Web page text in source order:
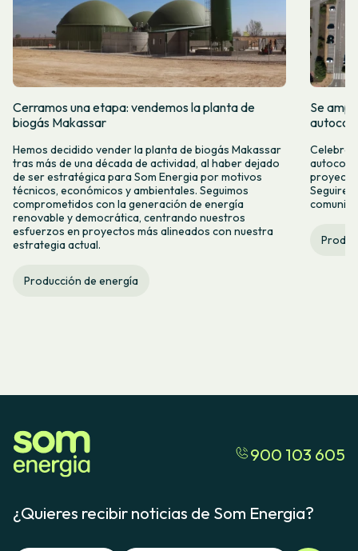
Cerramos una etapa: vendemos la planta de
biogás Makassar
Hemos decidido vender la planta de biogás Makassar
tras más de una década de actividad, al haber dejado
de ser estratégica para Som Energia por motivos
técnicos, económicos y ambientales. Seguimos
comprometidos con la generación de energía
renovable y democrática, centrando nuestros
esfuerzos en proyectos más alineados con nuestra
estrategia actual.
Producción de energía
Se
900 103 605
¿Quieres recibir noticias de Som Energia?